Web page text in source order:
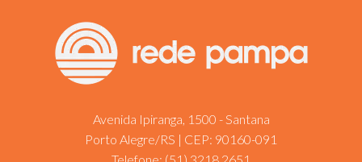
Avenida Ipiranga, 1500 - Santana
Porto Alegre/RS | CEP: 90160-091